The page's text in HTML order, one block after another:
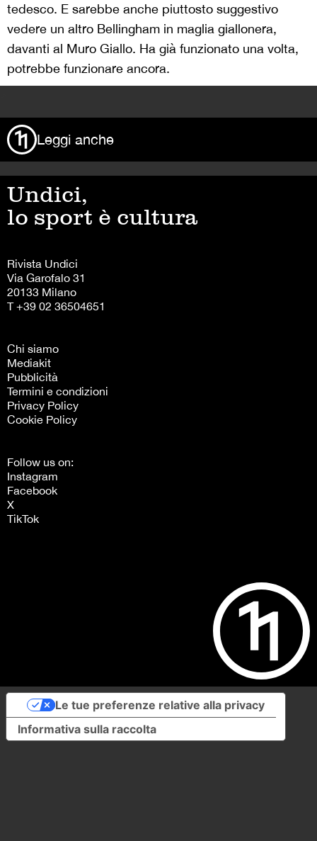
tedesco. E sarebbe anche piuttosto suggestivo
vedere un altro Bellingham in maglia giallonera,
davanti al Muro Giallo. Ha già funzionato una volta,
potrebbe funzionare ancora.
Leggi anche
Undici,
lo sport è cultura
Rivista Undici
Via Garofalo 31
20133 Milano
T +39 02 36504651
Chi siamo
Mediakit
Pubblicità
Termini e condizioni
Privacy Policy
Cookie Policy
Follow us on:
Instagram
Facebook
X
TikTok
Informativa sulla raccolta
Le tue preferenze relative alla privacy